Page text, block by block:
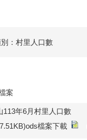
：村里人口數
案
113年6月村里人口數
檔案下載